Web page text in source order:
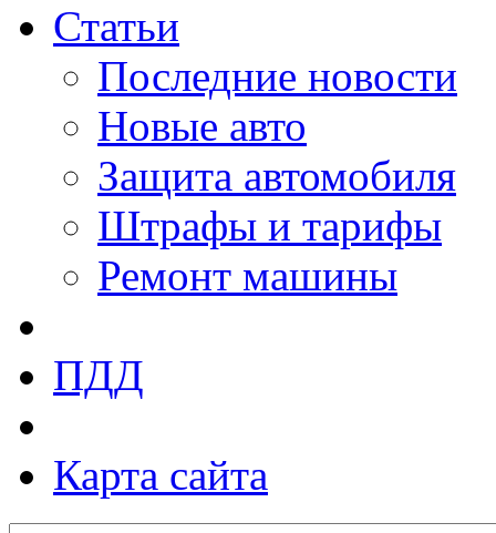
Статьи
Последние новости
Новые авто
Защита автомобиля
Штрафы и тарифы
Ремонт машины
ПДД
Карта сайта